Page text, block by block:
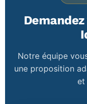
Notre équipe
une proposition
et